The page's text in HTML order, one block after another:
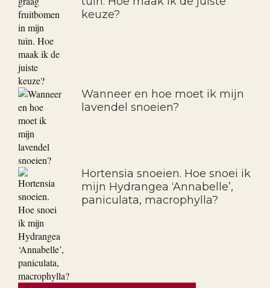
keuze?
Wanneer en hoe moet ik mijn
lavendel snoeien?
Hortensia snoeien. Hoe snoei ik
mijn Hydrangea ‘Annabelle’,
paniculata, macrophylla?